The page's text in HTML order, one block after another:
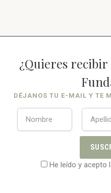
¿Quieres
DÉJANOS TU E-MAIL Y TE
He leído y acepto